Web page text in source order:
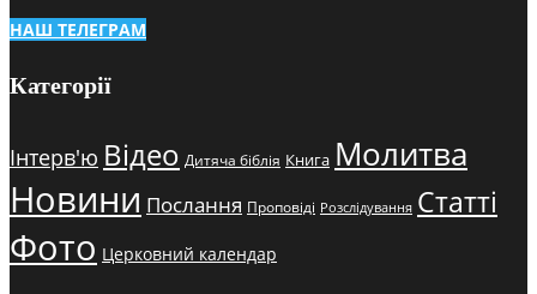
НАШ ТЕЛЕГРАМ
Категорії
Інтерв'ю Відео Дитяча біблія Книга Молитва
Новини Послання Проповіді Розслідування Статті
Фото Церковний календар